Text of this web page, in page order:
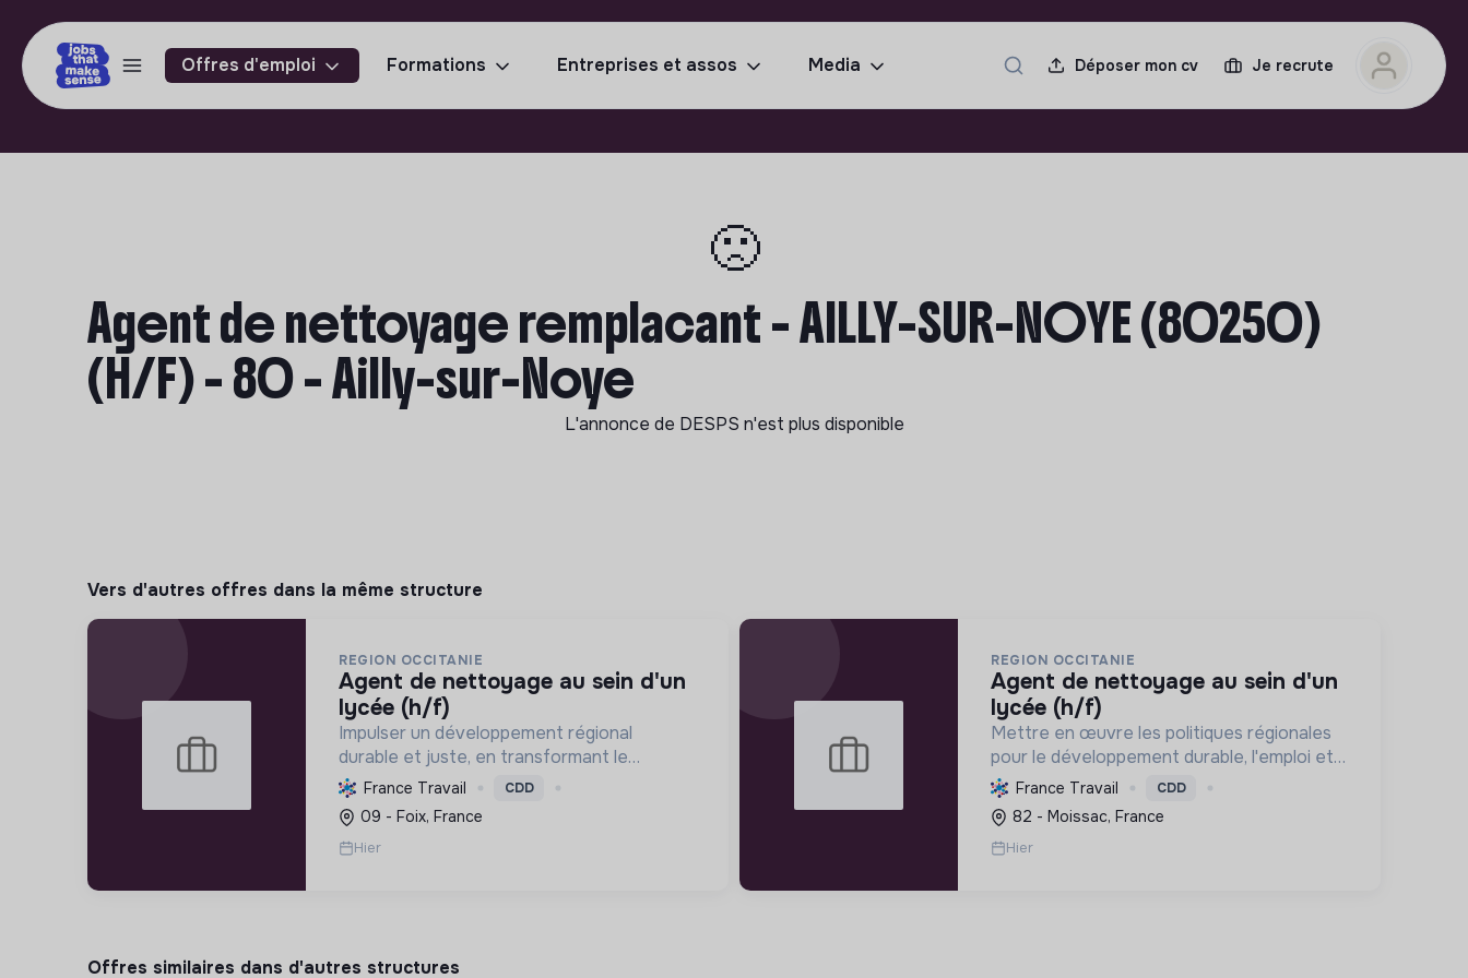
Offres d'emploi Formations Entreprises et assos Media Déposer mon cv Je recrute
🙁
Agent de nettoyage remplacant - AILLY-SUR-NOYE (80250)
(H/F) - 80 - Ailly-sur-Noye
L'annonce de DESPS n'est plus disponible
Vers d'autres offres dans la même structure
REGION OCCITANIE
agent de nettoyage au sein d'un
lycée (h/f)
Impulser un développement régional
durable et juste, en transformant le
territoire pour le rendre résilient et leader
en énergie positive d'ici 2050.
France Travail CDD
09 - Foix, France
Hier
REGION OCCITANIE
agent de nettoyage au sein d'un
lycée (h/f)
Mettre en œuvre les politiques régionales
pour le développement durable, l'emploi et
la qualité de vie, en s'engageant pour une
Occitanie pionnière en transition
écologique et sociale.
France Travail CDD
82 - Moissac, France
Hier
Offres similaires dans d'autres structures